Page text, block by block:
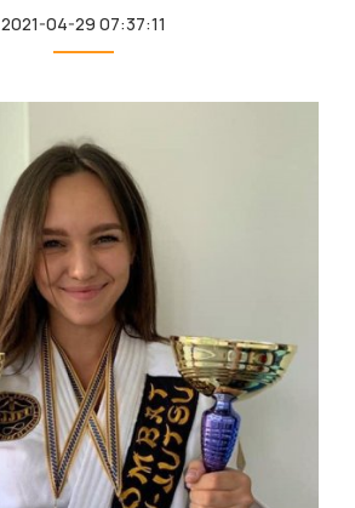
2021-04-29 07:37:11